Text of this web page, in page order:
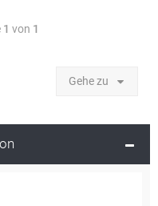
1 von 1
Gehe zu